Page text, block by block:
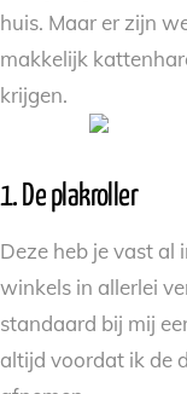
huis. Maar er zijn
makkelijk
krijgen.
1. De plakroller
Deze heb je vast al
winkels in allerlei
standaard bij mij
altijd voordat ik de